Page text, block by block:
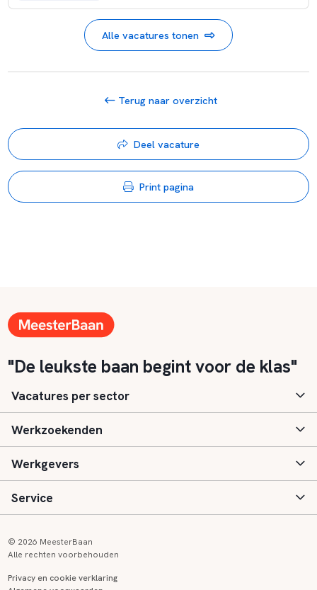
Alle vacatures tonen
Terug naar overzicht
Deel vacature
Print pagina
"De leukste baan begint voor de klas"
Vacatures per sector
Basisonderwijs
Speciaal (basis) onderwijs
Voortgezet onderwijs
Werkzoekenden
Aanmelden
Vacatures
Werkgevers
Inloggen
Service
© 2026 MeesterBaan
Alle rechten voorbehouden
Privacy en cookie verklaring